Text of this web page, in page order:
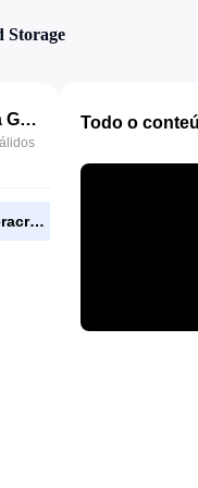
Storage
Sexo En La Escuela Gaby Veracruz.mp4
Sexo En La Escuela Gaby Veracruz.mp4
Todo o